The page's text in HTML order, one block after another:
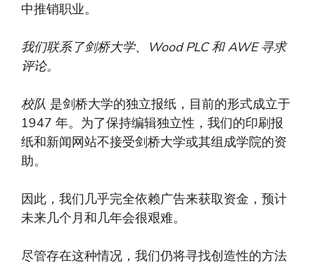
中推销职业。
我们联系了剑桥大学、Wood PLC 和 AWE 寻求
评论。
校队 是剑桥大学的独立报纸，目前的形式成立于
1947 年。为了保持编辑独立性，我们的印刷报
纸和新闻网站不接受剑桥大学或其组成学院的资
助。
因此，我们几乎完全依赖广告来获取资金，预计
未来几个月和几年会很艰难。
尽管存在这种情况，我们仍将寻找创造性的方法